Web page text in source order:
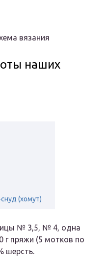
вязания
наших
(хомут)
№ 3,5, № 4, одна
г пряжи (5 мотков по
шерсть.